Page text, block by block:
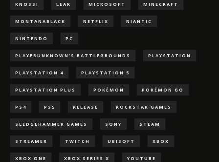
KNOSSI LEAK MICROSOFT MINECRAFT
MONTANABLACK NETFLIX NIANTIC
NINTENDO PC
PLAYERUNKNOWN'S BATTLEGROUNDS PLAYSTATION
PLAYSTATION 4 PLAYSTATION 5
PLAYSTATION PLUS POKÈMON POKÉMON GO
PS4 PS5 RELEASE ROCKSTAR GAMES
SLEDGEHAMMER GAMES SONY STEAM
STREAMER TWITCH UBISOFT XBOX
XBOX ONE XBOX SERIES X YOUTUBE